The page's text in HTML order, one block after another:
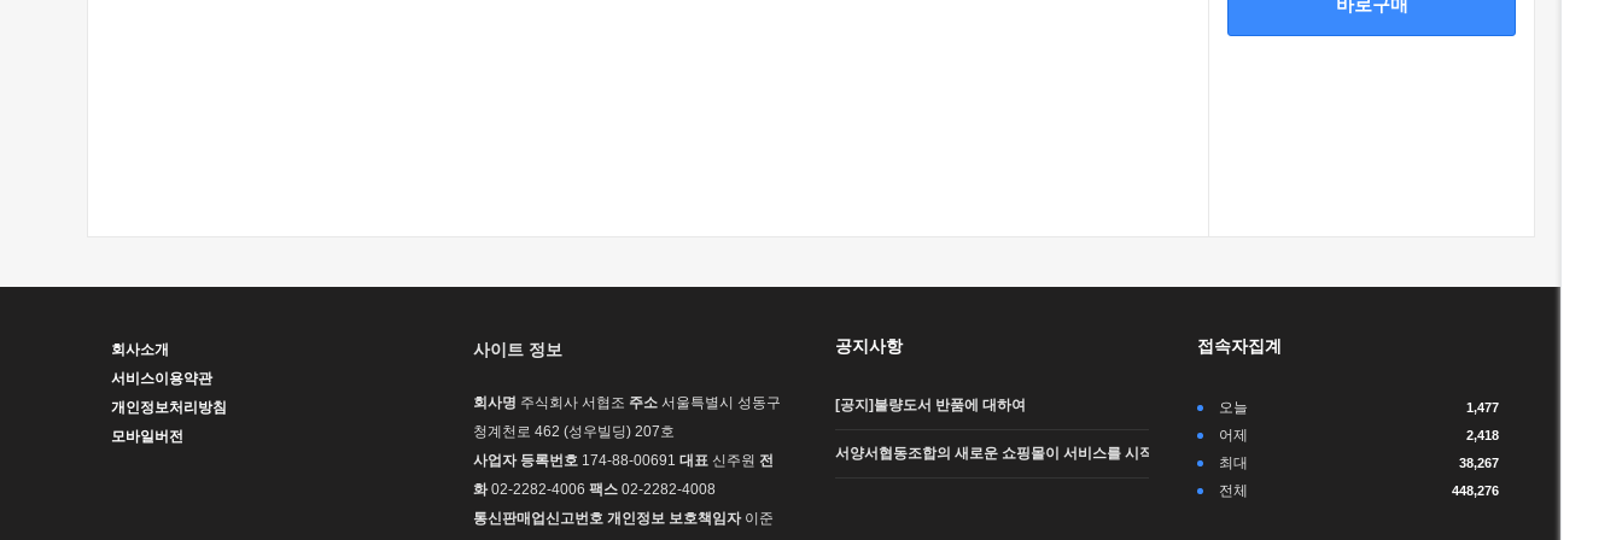
바로구매
회사소개
서비스이용약관
개인정보처리방침
모바일버전
사이트 정보
회사명 주식회사 서협조 주소 서울특별시 성동구
청계천로 462 (성우빌딩) 207호
사업자 등록번호 174-88-00691 대표 신주원 전
화02-2282-4006 팩스 02-2282-4008
통신판매업신고번호 개인정보 보호책임자이준
공지사항
[공지]불량도서 반품에 대하여
서양서협동조합의 새로운 쇼핑몰이 서비스를 시작합니다.
접속자집계
오늘 1,477
어제 2,418
최대 38,267
전체 448,276